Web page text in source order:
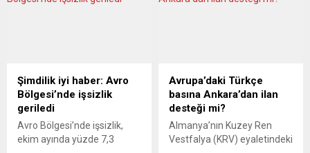
yöndeki kararını yeniden
talimatını vermişti. Basının
bir kısmı, laik Fransa’da
yıllardır burkini etrafında
süregiden tartışmadan
rahatsız görünüyor.
L’OPINION...
atlatmış veye negatif testi
dalganın başladığını
duyururken tazeleme aşısı
olarak bilinen üçüncü doz
aşıya ilişkin tartışmalar da
sürüyor. Sağlık Bakanı Jens
Spahn, vatandaşlara...
Şimdilik iyi haber: Avro
Bölgesi’nde işsizlik
geriledi
Avro Bölgesi’nde işsizlik,
ekim ayında yüzde 7,3
Avrupa’daki Türkçe
basına Ankara’dan ilan
desteği mi?
Almanya’nın Kuzey Ren
Vestfalya (KRV) eyaletindeki